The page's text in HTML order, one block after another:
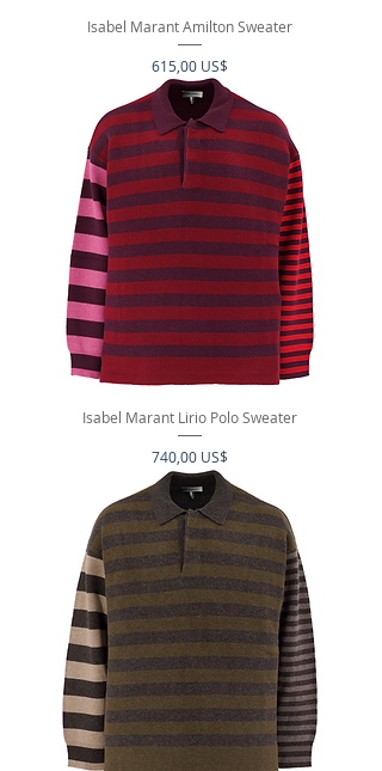
Isabel Marant Amilton Sweater
Precio
615,00 US$
Isabel Marant Lirio Polo Sweater
Precio
740,00 US$